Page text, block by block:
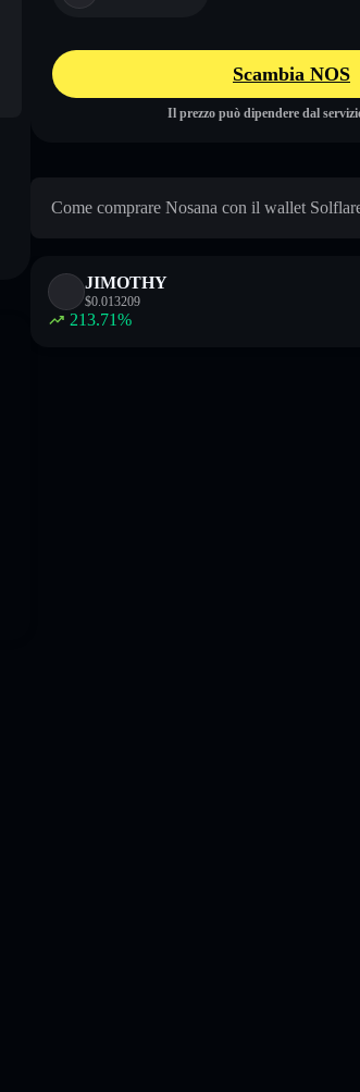
Scambia NOS
Il prezzo può dipendere dal
Come comprare Nosana con il wallet
JIMOTHY
$0.013209
213.71%